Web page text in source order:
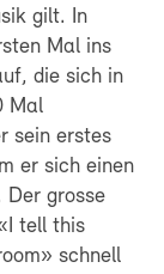
gilt. In
Mal ins
die sich in
Mal
sein erstes
er sich einen
grosse
tell this
schnell